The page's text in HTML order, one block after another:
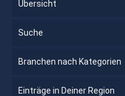
Übersicht
Suche
Branchen nach Kategorien
Einträge in Deiner Region